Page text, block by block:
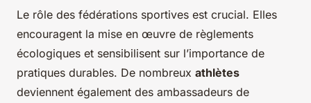
Le rôle des fédérations sportives est crucial. Elles
encouragent la mise en œuvre de règlements
écologiques et sensibilisent sur l’importance de
pratiques durables. De nombreux athlètes
deviennent également des ambassadeurs de